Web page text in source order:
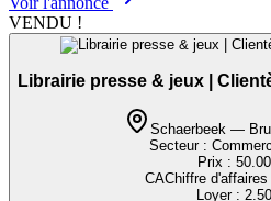
VENDU !
Librairie presse & jeux |
Schaerbeek —
Secteur :
Prix :
CAChiffre d'affaires
Loyer :